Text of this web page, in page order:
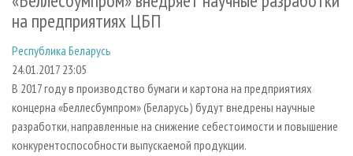
ЛЕСОПИЛЕНИЕ
СУШКА ДРЕВЕСИНЫ
ПРОИЗВОДСТВО ДРЕВЕСНЫХ ПЛИТ
ДЕРЕВЯННОЕ ДОМОСТРОЕНИЕ
ПРОИЗВОДСТВО МЕБЕЛИ
НОВОСТИ ЖУРНАЛА
ПРЕДПРИЯТИЯ ЛПК
ПЕРСОНЫ
МОБИЛЬНЫЕ ВЫСТАВКИ
ОФИЦИАЛЬНЫЕ ДЕЛЕГАЦИИ
ПРИОРИТЕТНЫЕ ИНВЕСТПРОЕКТЫ
АРХИВ ЖУРНАЛОВ
СТАТЬИ
О ЖУРНАЛЕ
ПОДПИСКА
КОНТАКТЫ
РЕКЛАМОДАТЕЛЯМ
РЕКЛАМА
РЕКЛАМА НА САЙТЕ
на предприятиях ЦБП
Республика Беларусь
24.01.2017 23:05
В 2017 году в производство бумаги и картона на предприятиях
концерна «Беллесбумпром» (Беларусь) будут внедрены научные
разработки, направленные на снижение себестоимости и повышение
конкурентоспособности выпускаемой продукции.